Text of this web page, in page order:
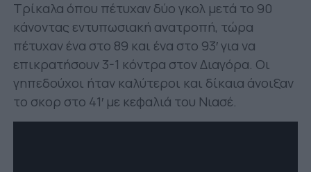
Τρίκαλα όπου πέτυχαν δύο γκολ μετά το 90
κάνοντας εντυπωσιακή ανατροπή, τώρα
πέτυχαν ένα στο 89 και ένα στο 93′ για να
επικρατήσουν 3-1 κόντρα στον Διαγόρα. Οι
γηπεδούχοι ήταν καλύτεροι και δίκαια άνοιξαν
το σκορ στο 41′ με κεφαλιά του Νιασέ.